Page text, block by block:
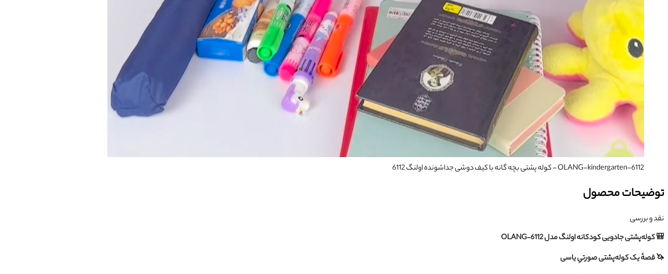
OLANG-kindergarten-6112- کوله پشتی بچه گانه با کیف دوشی جداشونده اولنگ 6112
توضیحات محصول
نقد و بررسی
🎒 کوله‌پشتی جادویی کودکانه اولنگ مدل OLANG‑6112
🦄 قصهٔ یک کوله‌پشتی صورتیِ یاسی